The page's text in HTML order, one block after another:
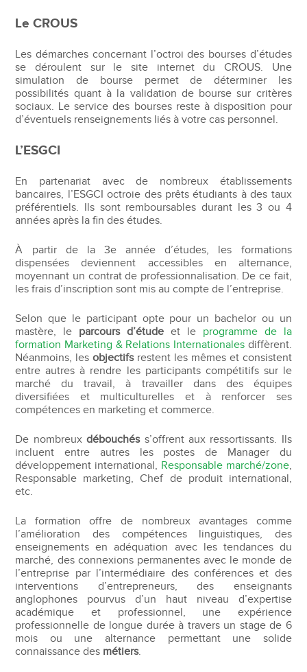
Le CROUS
Les démarches concernant l’octroi des bourses d’études
se déroulent sur le site internet du CROUS. Une
simulation de bourse permet de déterminer les
possibilités quant à la validation de bourse sur critères
sociaux. Le service des bourses reste à disposition pour
d’éventuels renseignements liés à votre cas personnel.
L’ESGCI
En partenariat avec de nombreux établissements
bancaires, l’ESGCI octroie des prêts étudiants à des taux
préférentiels. Ils sont remboursables durant les 3 ou 4
années après la fin des études.
À partir de la 3e année d’études, les formations
dispensées deviennent accessibles en alternance,
moyennant un contrat de professionnalisation. De ce fait,
les frais d’inscription sont mis au compte de l’entreprise.
Selon que le participant opte pour un bachelor ou un
mastère, le parcours d’étude et le programme de la
formation Marketing & Relations Internationalesdiffèrent.
Néanmoins, lesobjectifsrestent les mêmes et consistent
entre autres à rendre les participants compétitifs sur le
marché du travail, à travailler dans des équipes
diversifiées et multiculturelles et à renforcer ses
compétences en marketing et commerce.
De nombreuxdébouchéss’offrent aux ressortissants. Ils
incluent entre autres les postes de Manager du
développement international, Responsable marché/zone,
Responsable marketing, Chef de produit international,
etc.
La formation offre de nombreux avantages comme
l’amélioration des compétences linguistiques, des
enseignements en adéquation avec les tendances du
marché, des connexions permanentes avec le monde de
l’entreprise par l’intermédiaire des conférences et des
interventions d’entrepreneurs, des enseignants
anglophones pourvus d’un haut niveau d’expertise
académique et professionnel, une expérience
professionnelle de longue durée à travers un stage de 6
mois ou une alternance permettant une solide
connaissance des métiers.